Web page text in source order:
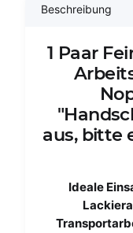
Beschreibung
1 Paar
aus, bitte
Ideale